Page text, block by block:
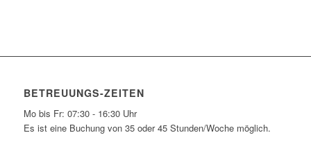
BETREUUNGS-ZEITEN
Mo bis Fr: 07:30 - 16:30 Uhr
Es ist eine Buchung von 35 oder 45 Stunden/Woche möglich.